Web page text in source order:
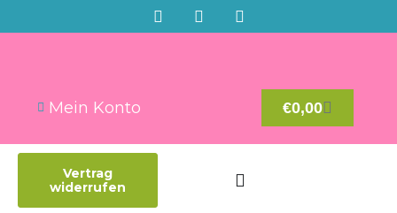
Mein Konto €0,00
Vertrag
widerrufen